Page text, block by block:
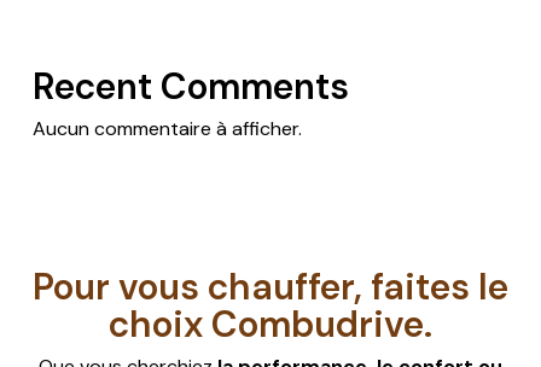
Recent Comments
Aucun commentaire à afficher.
Pour vous chauffer, faites le
choix Combudrive.